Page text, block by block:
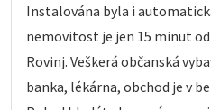
Instalována byla i
nemovitost je jen 15 minut
Rovinj. Veškerá občanská
banka, lékárna, obchod je v